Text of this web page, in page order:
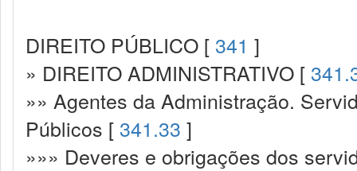
DIREITO PÚBLICO [ 341 ]
» DIREITO ADMINISTRATIVO [
»» Agentes da Administração.
Públicos [ 341.33 ]
»»» Deveres e obrigações dos